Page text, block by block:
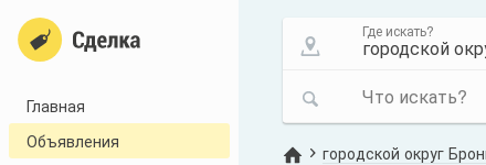
Главная
Объявления
Где искать?
Что искать?
городской округ